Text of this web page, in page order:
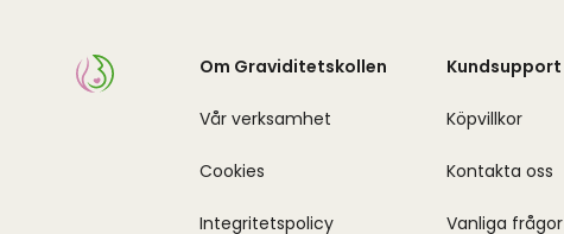
Om Graviditetskollen
Vår verksamhet
Cookies
Integritetspolicy
Kundsupport
Köpvillkor
Kontakta oss
Vanliga frågor